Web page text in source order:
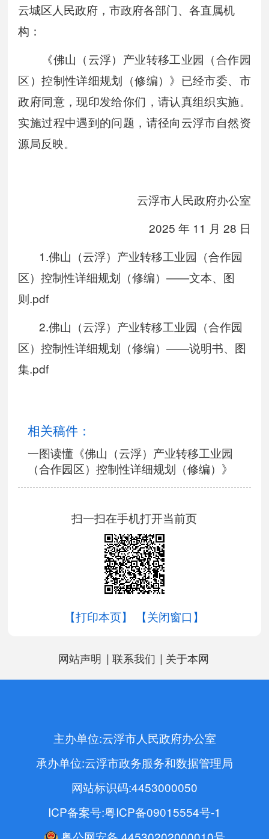
云城区人民政府，市政府各部门、各直属机
构：
《佛山（云浮）产业转移工业园（合作园
区）控制性详细规划（修编）》已经市委、市
政府同意，现印发给你们，请认真组织实施。
实施过程中遇到的问题，请径向云浮市自然资
源局反映。
云浮市人民政府办公室
2025 年 11 月 28 日
1.佛山（云浮）产业转移工业园（合作园
区）控制性详细规划（修编）——文本、图
则.pdf
2.佛山（云浮）产业转移工业园（合作园
区）控制性详细规划（修编）——说明书、图
集.pdf
相关稿件：
一图读懂《佛山（云浮）产业转移工业园
（合作园区）控制性详细规划（修编）》
扫一扫在手机打开当前页
【打印本页】 【关闭窗口】
网站声明 | 联系我们 | 关于本网
主办单位:云浮市人民政府办公室
承办单位:云浮市政务服务和数据管理局
网站标识码:4453000050
ICP备案号:粤ICP备09015554号-1